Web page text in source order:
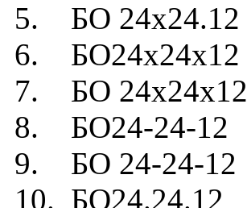
5. БО 24х24.12
6. БО24х24х12
7. БО 24х24х12
8. БО24-24-12
9. БО 24-24-12
10. БО24.24.12